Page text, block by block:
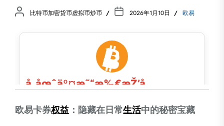
比特币加密货币虚拟币炒币 2026年1月10日 欧易
欧易卡券权益 ：隐藏在日常生活中的秘密宝藏